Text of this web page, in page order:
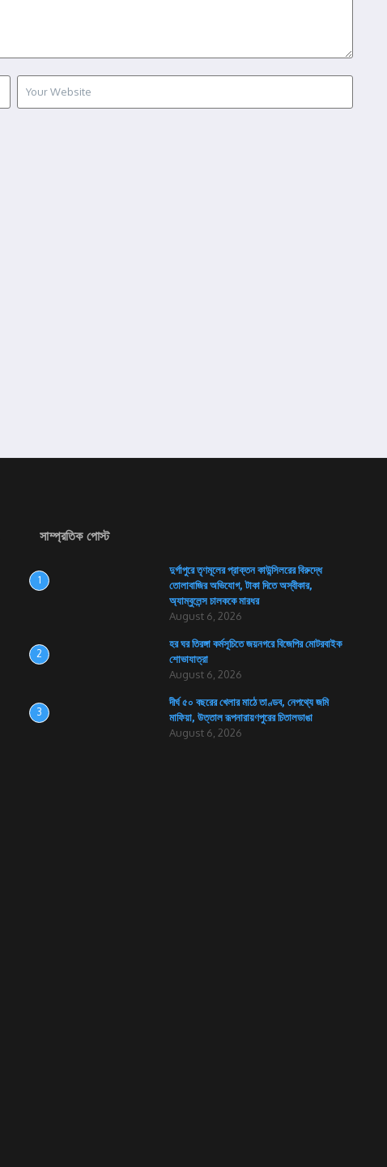
সাম্প্রতিক পোস্ট
1
দুর্গাপুরে তৃণমূলের প্রাক্তন কাউন্সিলরের বিরুদ্ধে
তোলাবাজির অভিযোগ, টাকা দিতে অস্বীকার,
অ্যাম্বুলেন্স চালককে মারধর
August 6, 2026
2
হর ঘর তিরঙ্গা কর্মসূচিতে জয়নগরে বিজেপির মোটরবাইক
শোভাযাত্রা
August 6, 2026
3
দীর্ঘ ৫০ বছরের খেলার মাঠে তাণ্ডব, নেপথ্যে জমি
মাফিয়া, উত্তাল রূপনারায়ণপুরের চিতালডাঙা
August 6, 2026